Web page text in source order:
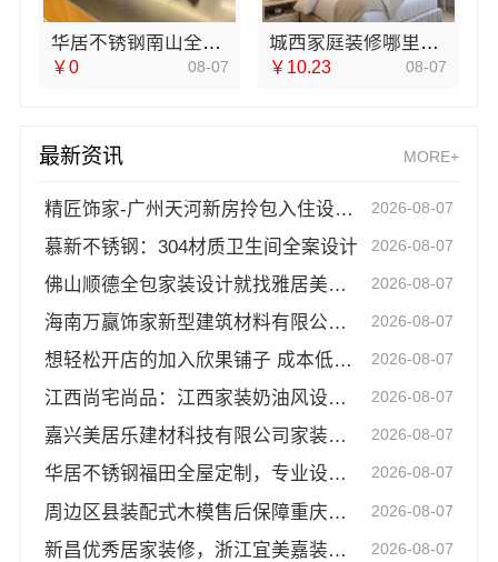
华居不锈钢南山全屋定制，细节精湛更省心
￥0 08-07
城西家庭装修哪里买？浙江宜美嘉装饰工程有限公司本地优选
￥10.23 08-07
最新资讯 MORE+
精匠饰家-广州天河新房拎包入住设计团队 2026-08-07
慕新不锈钢：304材质卫生间全案设计 2026-08-07
佛山顺德全包家装设计就找雅居美家省心 2026-08-07
海南万赢饰家新型建筑材料有限公：旧房焕新家庭装修吊顶造型 2026-08-07
想轻松开店的加入欣果铺子 成本低利润高 2026-08-07
江西尚宅尚品：江西家装奶油风设计推荐 2026-08-07
嘉兴美居乐建材科技有限公司家装匠心施工服务 2026-08-07
华居不锈钢福田全屋定制，专业设计指南 2026-08-07
周边区县装配式木模售后保障重庆御墅建筑材料有限公司 2026-08-07
新昌优秀居家装修，浙江宜美嘉装饰工程有限公司匠心打造 2026-08-07